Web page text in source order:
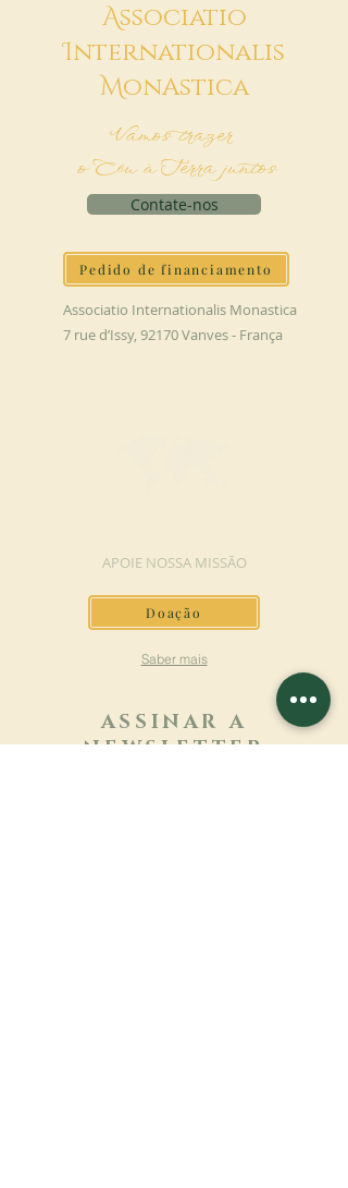
Associatio
Internationalis
MonAstica
Vamos trazer
o Céu à Terra juntos
Contate-nos
Pedido de financiamento
Associatio Internationalis Monastica
7 rue d’Issy, 92170 Vanves - França
APOIE NOSSA MISSÃO
Doação
Saber mais
ASSINAR A
NEWSLETTER